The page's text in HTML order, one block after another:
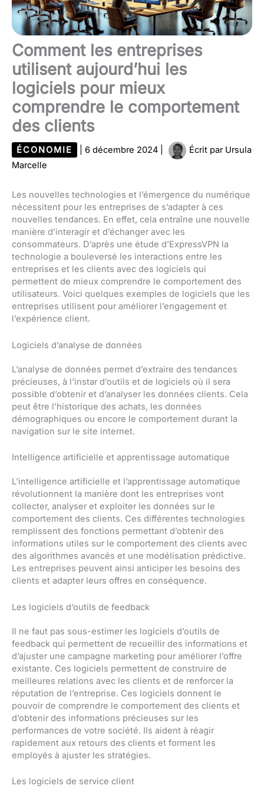
Comment les entreprises
utilisent aujourd’hui les
logiciels pour mieux
comprendre le comportement
des clients
ÉCONOMIE 6 décembre 2024 Écrit par Ursula
Marcelle
Les nouvelles technologies et l’émergence du numérique
nécessitent pour les entreprises de s’adapter à ces
nouvelles tendances. En effet, cela entraîne une nouvelle
manière d’interagir et d’échanger avec les
consommateurs. D’après une étude d’ExpressVPN la
technologie a bouleversé les interactions entre les
entreprises et les clients avec des logiciels qui
permettent de mieux comprendre le comportement des
utilisateurs. Voici quelques exemples de logiciels que les
entreprises utilisent pour améliorer l’engagement et
l’expérience client.
Logiciels d’analyse de données
L’analyse de données permet d’extraire des tendances
précieuses, à l’instar d’outils et de logiciels où il sera
possible d’obtenir et d’analyser les données clients. Cela
peut être l’historique des achats, les données
démographiques ou encore le comportement durant la
navigation sur le site internet.
Intelligence artificielle et apprentissage automatique
L’intelligence artificielle et l’apprentissage automatique
révolutionnent la manière dont les entreprises vont
collecter, analyser et exploiter les données sur le
comportement des clients. Ces différentes technologies
remplissent des fonctions permettant d’obtenir des
informations utiles sur le comportement des clients avec
des algorithmes avancés et une modélisation prédictive.
Les entreprises peuvent ainsi anticiper les besoins des
clients et adapter leurs offres en conséquence.
Les logiciels d’outils de feedback
Il ne faut pas sous-estimer les logiciels d’outils de
feedback qui permettent de recueillir des informations et
d’ajuster une campagne marketing pour améliorer l’offre
existante. Ces logiciels permettent de construire de
meilleures relations avec les clients et de renforcer la
réputation de l’entreprise. Ces logiciels donnent le
pouvoir de comprendre le comportement des clients et
d’obtenir des informations précieuses sur les
performances de votre société. Ils aident à réagir
rapidement aux retours des clients et forment les
employés à ajuster les stratégies.
Les logiciels de service client